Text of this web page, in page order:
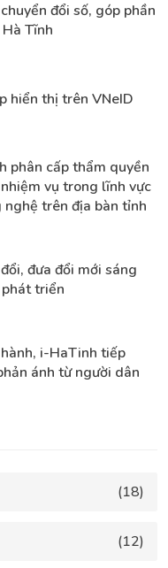
đổi số, góp phần
Tĩnh
hiển thị trên VNeID
phân cấp thẩm quyền
vụ trong lĩnh vực
nghệ trên địa bàn tỉnh
đưa đổi mới sáng
triển
i-HaTinh tiếp
ánh từ người dân
(18)
(12)